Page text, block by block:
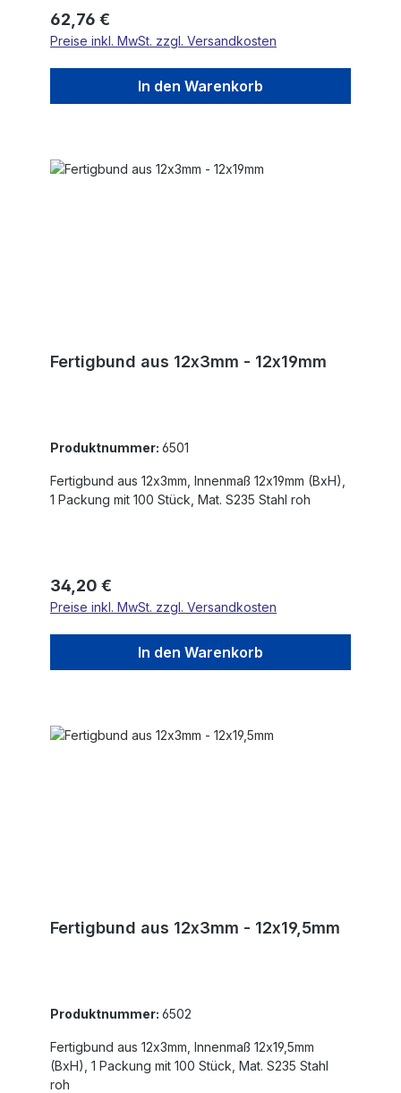
Regulärer Preis:
62,76 €
Preise inkl. MwSt. zzgl. Versandkosten
In den Warenkorb
Fertigbund aus 12x3mm - 12x19mm
Produktnummer: 6501
Fertigbund aus 12x3mm, Innenmaß 12x19mm (BxH),
1 Packung mit 100 Stück, Mat. S235 Stahl roh
Regulärer Preis:
34,20 €
Preise inkl. MwSt. zzgl. Versandkosten
In den Warenkorb
Fertigbund aus 12x3mm - 12x19,5mm
Produktnummer: 6502
Fertigbund aus 12x3mm, Innenmaß 12x19,5mm
(BxH), 1 Packung mit 100 Stück, Mat. S235 Stahl
roh